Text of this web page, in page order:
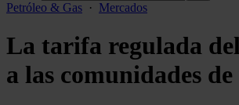
Petróleo & Gas · Mercados
La tarifa regulada
a las comunidades de